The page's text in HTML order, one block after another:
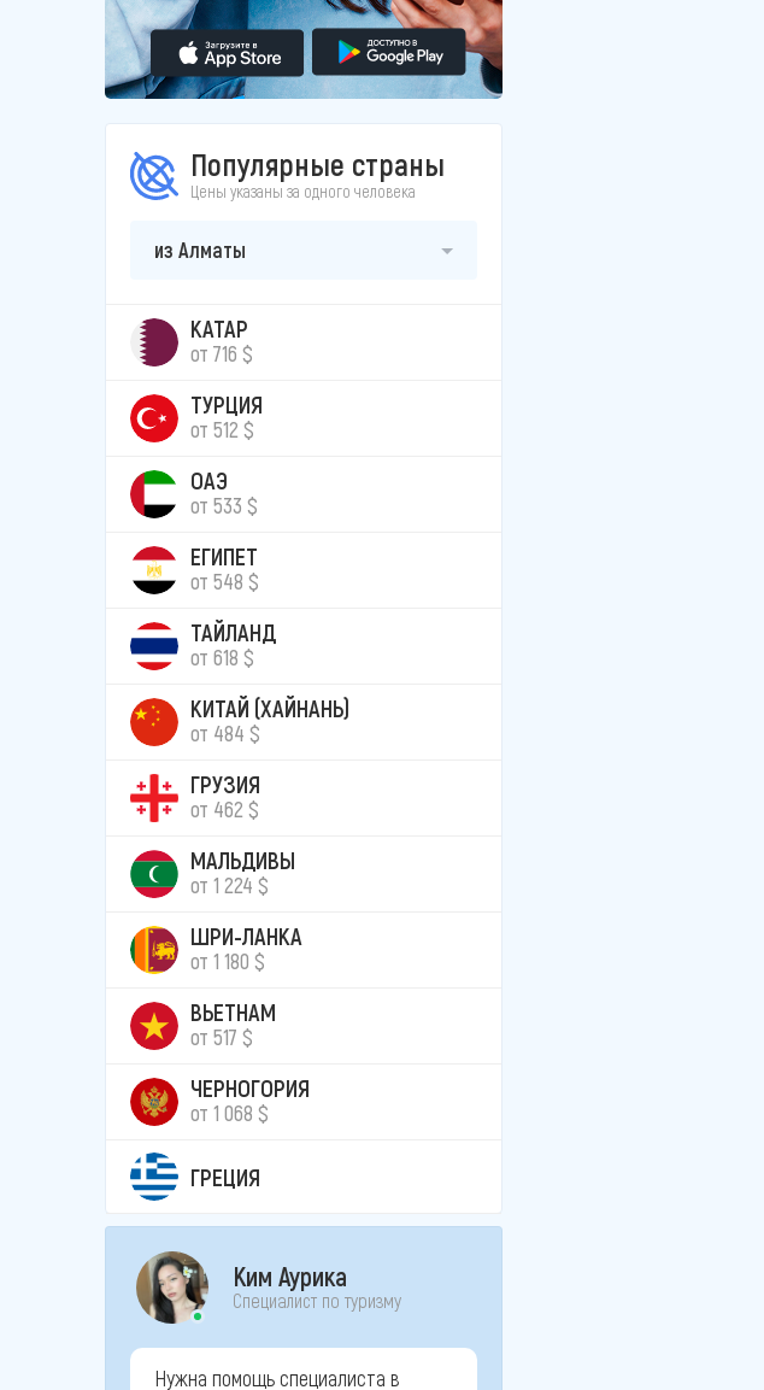
Популярные страны
Цены указаны за одного человека
из Алматы
КАТАР
от 716 $
ТУРЦИЯ
от 512 $
ОАЭ
от 533 $
ЕГИПЕТ
от 548 $
ТАЙЛАНД
от 618 $
КИТАЙ (ХАЙНАНЬ)
от 484 $
ГРУЗИЯ
от 462 $
МАЛЬДИВЫ
от 1 224 $
ШРИ-ЛАНКА
от 1 180 $
ВЬЕТНАМ
от 517 $
ЧЕРНОГОРИЯ
от 1 068 $
ГРЕЦИЯ
Ким Аурика
Специалист по туризму
Нужна помощь специалиста в